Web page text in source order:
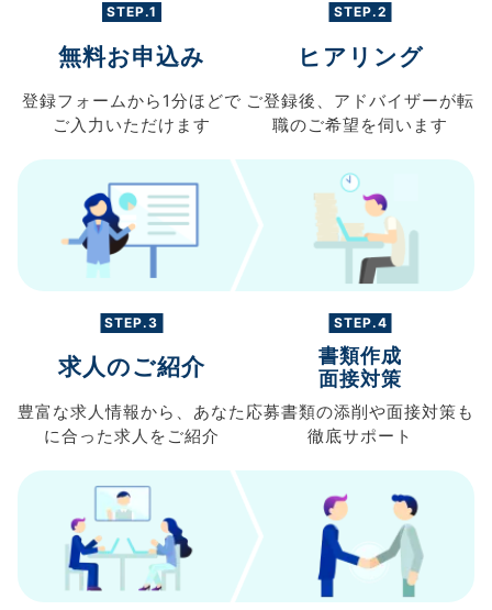
STEP.1
無料お申込み
登録フォームから 1分ほどで
ご入力 いただけます
STEP.2
ヒアリング
ご登録後、 アドバイザーが転
職のご希望を伺います
STEP.3
求人のご紹介
豊富な求人情報から、 あなた
に合った求人を ご紹介
STEP.4
書類作成
面接対策
応募書類の添削や面接対策も
徹底サポート